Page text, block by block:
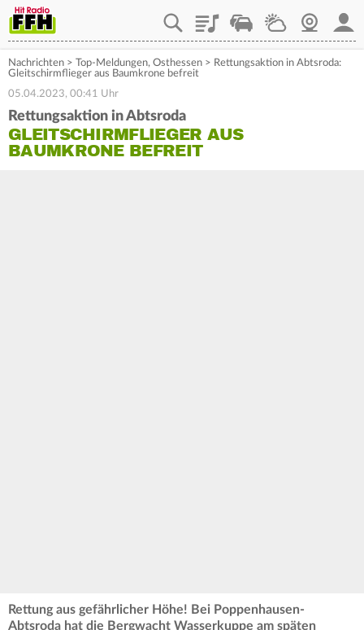
PlaylistStaupilotWetterWebcam
Nachrichten > Top-Meldungen, Osthessen > Rettungsaktion in Abtsroda:
Gleitschirmflieger aus Baumkrone befreit
05.04.2023, 00:41 Uhr
Rettungsaktion in Abtsroda
GLEITSCHIRMFLIEGER AUS
BAUMKRONE BEFREIT
Rettung aus gefährlicher Höhe! Bei Poppenhausen-
Abtsroda hat die Bergwacht Wasserkuppe am späten